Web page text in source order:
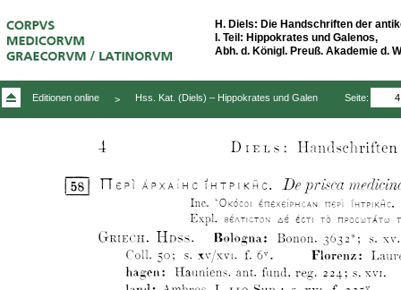
H. Diels: Die Handschriften der
I. Teil: Hippokrates und Galenos,
Abh. d. Königl. Preuß. Akademie d.
Editionen online > Hss. Kat. (Diels) – Hippokrates und Galen Seite: